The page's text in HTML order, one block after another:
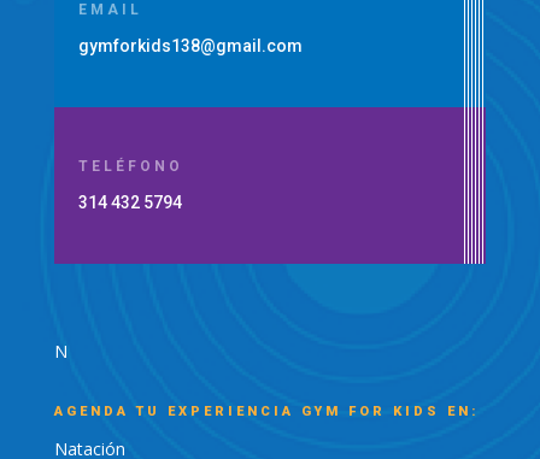
EMAIL
gymforkids138@gmail.com
TELÉFONO
314 432 5794
N
AGENDA TU EXPERIENCIA GYM FOR KIDS EN:
Natación